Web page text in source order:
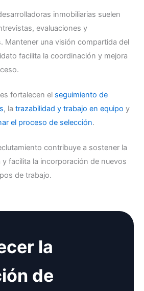
inmobiliarias suelen
evaluaciones y
Mantener una visión compartida del
facilita la coordinación y mejora
fortalecen el seguimiento de
, la trazabilidad y trabajo en equipo y
el proceso de selección.
contribuye a sostener la
facilita la incorporación de nuevos
de trabajo.
la
de